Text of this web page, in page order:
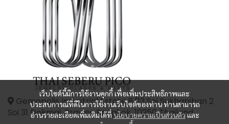
เว็บไซต์นี้มีการใช้งานคุกกี้ เพื่อเพิ่มประสิทธิภาพและ
ประสบการณ์ที่ดีในการใช้งานเว็บไซต์ของท่าน ท่านสามารถ
อ่านรายละเอียดเพิ่มเติมได้ที่นโยบายความเป็นส่วนตัวและ
Gemopolis Industrial Estate 8/13 Soi Sukhapiban 2
Soi 31 Dokmai, Prawes Bangkok, 10250 Thailand